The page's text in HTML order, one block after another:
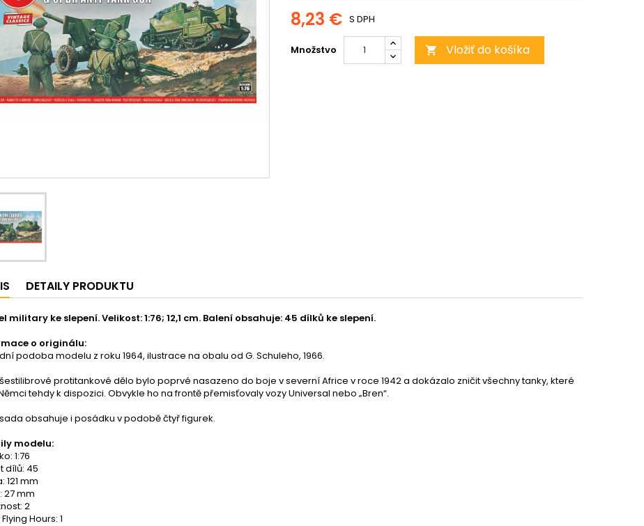
8,23 € S DPH
Množstvo  Vložiť do košíka
DETAILY PRODUKTU
military ke slepení. Velikost: 1:76; 12,1 cm. Balení obsahuje: 45 dílků ke slepení.
o originálu:
podoba modelu z roku 1964, ilustrace na obalu od G. Schuleho, 1966.
protitankové dělo bylo poprvé nasazeno do boje v severní Africe v roce 1942 a dokázalo zničit všechny tanky, které
tehdy k dispozici. Obvykle ho na frontě přemisťovaly vozy Universal nebo „Bren“.
obsahuje i posádku v podobě čtyř figurek.
modelu:
1:76
dílů: 45
121 mm
27 mm
2
Hours: 1